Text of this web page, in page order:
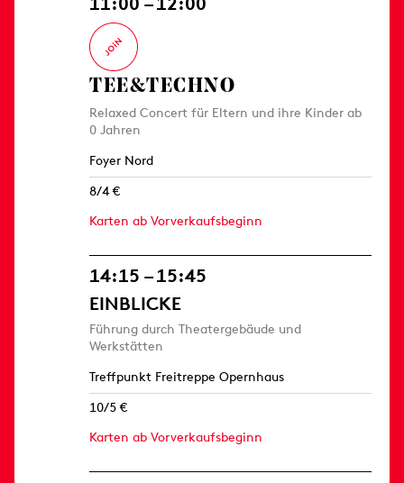
TEE&TECHNO
Relaxed Concert für Eltern und ihre Kinder ab
0 Jahren
Foyer Nord
8/4 €
Karten ab Vorverkaufsbeginn
14:15 – 15:45
EINBLICKE
Führung durch Theatergebäude und
Werkstätten
Treffpunkt Freitreppe Opernhaus
10/5 €
Karten ab Vorverkaufsbeginn